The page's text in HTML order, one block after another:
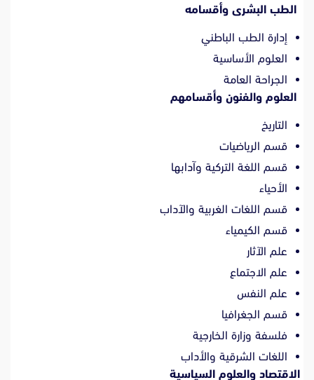
الطب البشرى وأقسامه
إدارة الطب الباطني
العلوم الأساسية
الجراحة العامة
العلوم والفنون وأقسامهم
التاريخ
قسم الرياضيات
قسم اللغة التركية وآدابها
الأحياء
قسم اللغات الغربية والآداب
قسم الكيمياء
علم الآثار
علم الاجتماع
علم النفس
قسم الجغرافيا
فلسفة وزارة الخارجية
اللغات الشرقية والأداب
الاقتصاد والعلوم السياسية